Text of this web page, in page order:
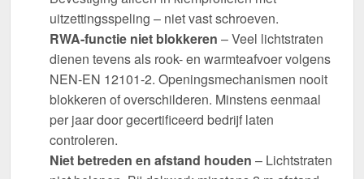
uitzettingsspeling – niet vast schroeven.
RWA-functie niet blokkeren – Veel lichtstraten
dienen tevens als rook- en warmteafvoer volgens
NEN-EN 12101-2. Openingsmechanismen nooit
blokkeren of overschilderen. Minstens eenmaal
per jaar door gecertificeerd bedrijf laten
controleren.
Niet betreden en afstand houden – Lichtstraten